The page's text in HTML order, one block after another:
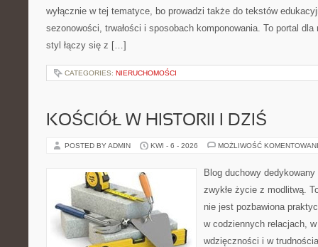
wyłącznie w tej tematyce, bo prowadzi także do tekstów
sezonowości, trwałości i sposobach komponowania. To portal
styl łączy się z […]
CATEGORIES: NIERUCHOMOŚCI
KOŚCIÓŁ W HISTORII I DZIŚ
POSTED BY ADMIN KWI - 6 - 2026 MOŻLIWOŚĆ
Blog duchowy
zwykłe życie z modlitwą.
nie jest pozbawiona
w codziennych relacjach,
wdzięczności i w